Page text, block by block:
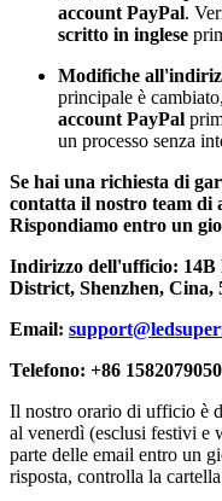
account PayPal.
scritto in inglese
Modifiche
principale è
account PayPal
un processo senza
Se hai una richiesta di
contatta il nostro team di
Rispondiamo entro un
Indirizzo dell'ufficio:
District, Shenzhen, Cina,
Email:
Telefono: +86
Il nostro orario di ufficio è
al venerdì (esclusi festivi e
parte delle email entro un
risposta, controlla la